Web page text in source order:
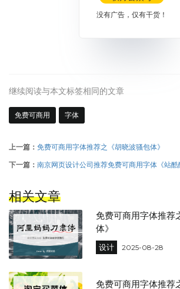
没有广告，仅有干货！
继续阅读与本文标签相同的文章
免费可商用 字体
上一篇： 免费可商用字体推荐之《胡晓波骚包体》
下一篇： 南京网页设计公司推荐免费可商用字体《站酷
相关文章
免费可商用字体推荐
体》
设计 2025-08-28
免费可商用字体推荐